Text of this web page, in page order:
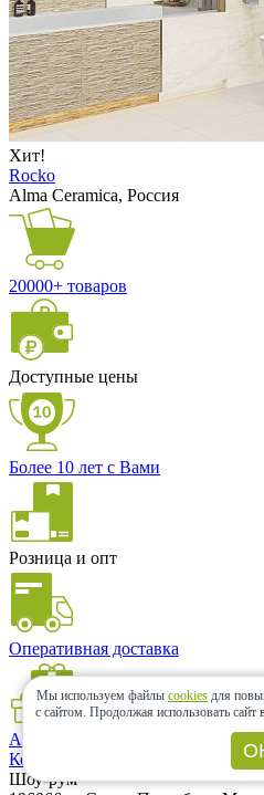
Хит!
Rocko
Alma Ceramica, Россия
20000+ товаров
Доступные цены
Более 10 лет с Вами
Розница и опт
Оперативная доставка
Акции и скидки
Контакты
Шоу-рум
Мы используем файлы cookies для
с сайтом. Продолжая использовать сайт